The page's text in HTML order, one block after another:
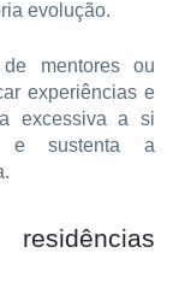
evolução.
mentores ou
experiências e
excessiva a si
e sustenta a